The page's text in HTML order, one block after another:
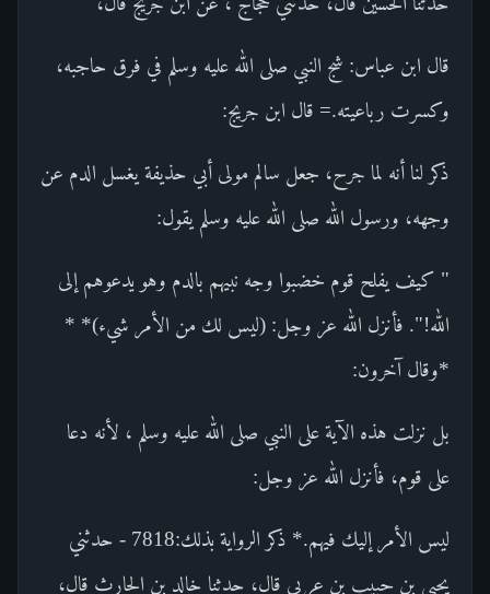
قال ابن عباس: شج النبي صلى الله عليه وسلم في فرق حاجبه،
وكسرت رباعيته.= قال ابن جريج:
ذكر لنا أنه لما جرح، جعل سالم مولى أبي حذيفة يغسل الدم عن
وجهه، ورسول الله صلى الله عليه وسلم يقول:
" كيف يفلح قوم خضبوا وجه نبيهم بالدم وهو يدعوهم إلى
الله!". فأنزل الله عز وجل: (ليس لك من الأمر شيء)* *
*وقال آخرون:
بل نزلت هذه الآية على النبي صلى الله عليه وسلم ، لأنه دعا
على قوم، فأنزل الله عز وجل:
ليس الأمر إليك فيهم.* ذكر الرواية بذلك:7818 - حدثني
يحيى بن حبيب بن عربي قال، حدثنا خالد بن الحارث قال،